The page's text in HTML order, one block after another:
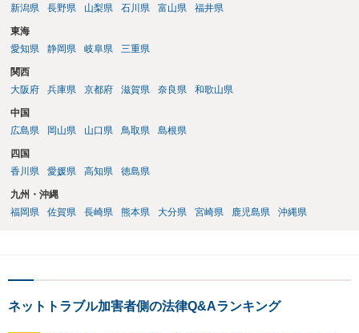
新潟県
長野県 山梨県 石川県 富山県 福井県
東海
愛知県
静岡県 岐阜県 三重県
関西
大阪府
兵庫県 京都府 滋賀県 奈良県 和歌山県
中国
広島県
岡山県 山口県 鳥取県 島根県
四国
香川県
愛媛県 高知県 徳島県
九州・沖縄
福岡県
佐賀県 長崎県 熊本県 大分県 宮崎県 鹿児島県 沖縄県
ネットトラブル加害者側の法律Q&Aランキング